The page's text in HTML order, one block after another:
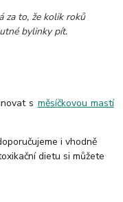
za to, že kolik roků
bylinky pít.
s měsíčkovou mastí
i vhodně
dietu si můžete